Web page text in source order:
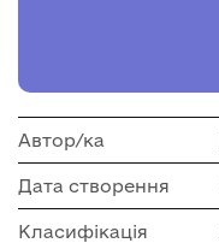
Автор/ка
Дата створення
Класифікація